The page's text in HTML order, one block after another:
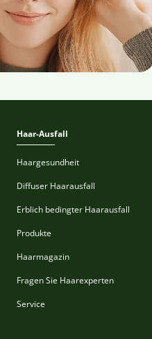
Haar-Ausfall
Haargesundheit
Diffuser Haarausfall
Erblich bedingter Haarausfall
Produkte
Haarmagazin
Fragen Sie Haarexperten
Service